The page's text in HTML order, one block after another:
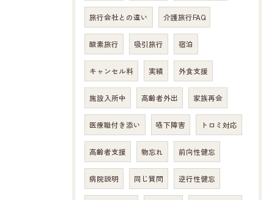
旅行会社との違い 介護旅行FAQ
酸素旅行 吸引旅行 宿泊
キャンセル料 実績 外食支援
施設入所中 高齢者外出 家族再会
医療職付き添い 嚥下障害 トロミ対応
高齢者支援 物忘れ 前向性健忘
病院説明 同じ質問 逆行性健忘